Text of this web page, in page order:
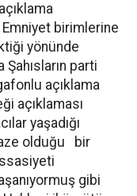
Emniyet birimlerine
yönünde
parti
açıklama
açıklaması
yaşadığı
olduğu bir
gibi